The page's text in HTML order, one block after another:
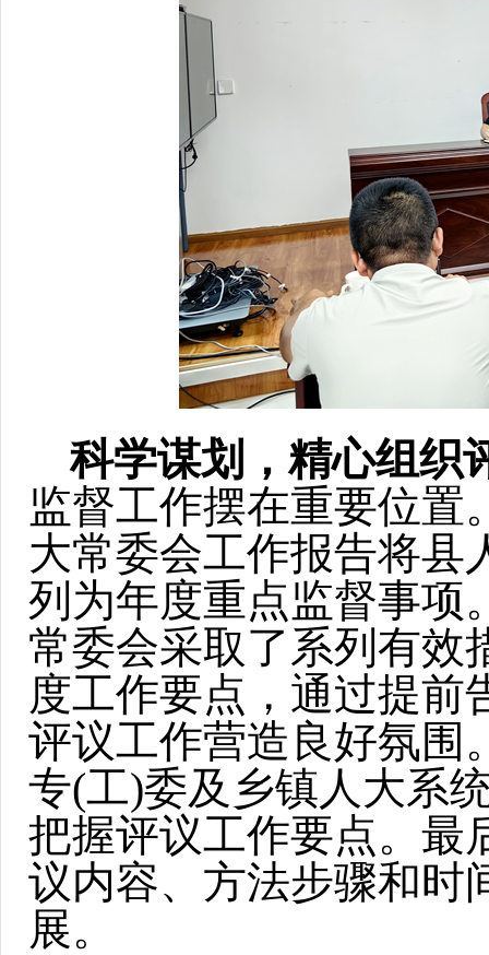
科学谋划，精心组织
监督工作摆在重要位置
大常委会工作报告将县
列为年度重点监督事项
常委会采取了系列有效
度工作要点，通过提前
评议工作营造良好氛围
专(工)委及乡镇人大系
把握评议工作要点。最
议内容、方法步骤和时
展。